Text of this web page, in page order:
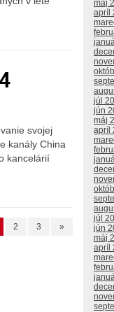
svojej
kanály China
kancelárií
2 3 »
máj
apríl
júl
jún
máj
apríl
júl
jún
máj
apríl